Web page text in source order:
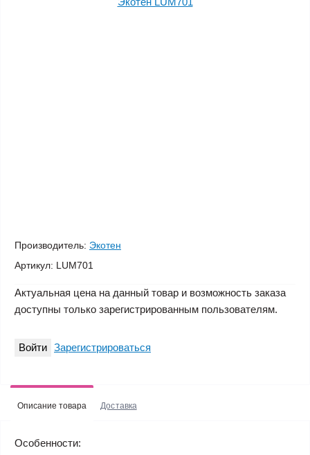
Производитель: Экотен
Артикул: LUM701
Актуальная цена на данный товар и возможность заказа
доступны только зарегистрированным пользователям.
Войти Зарегистрироваться
Описание товара Доставка
Особенности: